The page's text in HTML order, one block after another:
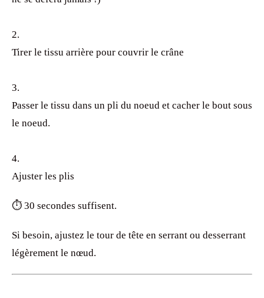
Tirer le tissu arrière pour couvrir le crâne
Passer le tissu dans un pli du noeud et cacher le bout sous
le noeud.
Ajuster les plis
⏱️ 30 secondes suffisent.
Si besoin, ajustez le tour de tête en serrant ou desserrant
légèrement le nœud.